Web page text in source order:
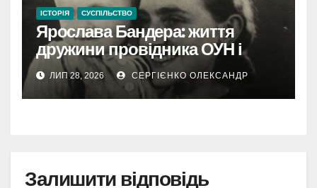
ІСТОРІЯ СУСПІЛЬСТВО
Ярослава Бандера: життя
дружини провідника ОУН і
самостійної діячки
ЛИП 28, 2026 СЕРГІЄНКО ОЛЕКСАНДР
Залишити відповідь